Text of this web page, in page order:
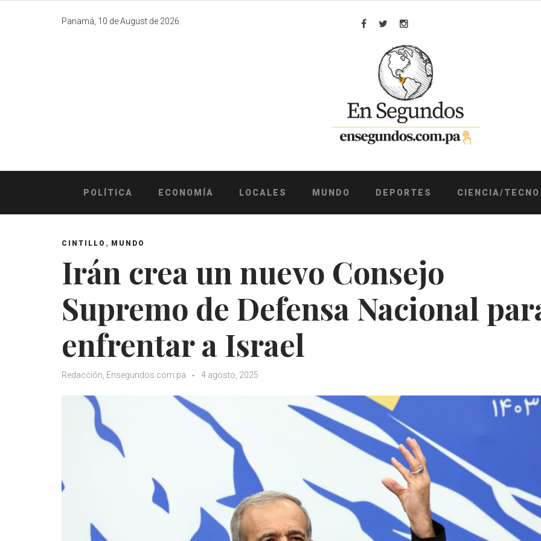
Panamá, 10 de August de 2026.
Facebook
TwitterInstagram
POLÍTICA ECONOMÍA LOCALES MUNDO DEPORTES CIENCIA/TECNO
CINTILLO , MUNDO
Irán crea un nuevo Consejo
Supremo de Defensa Nacional
enfrentar a Israel
Redacción, Ensegundos.com.pa 4 agosto, 2025